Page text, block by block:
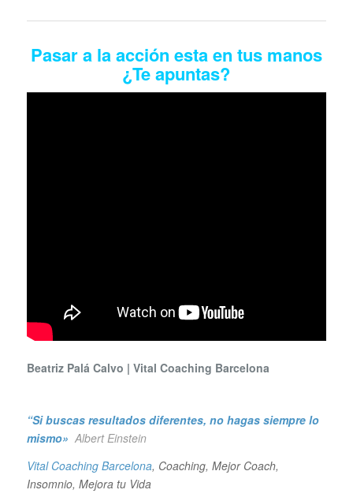
Pasar a la acción esta en tus manos
¿Te apuntas?
Beatriz Palá Calvo | Vital Coaching Barcelona
“Si buscas resultados diferentes, no hagas siempre lo
mismo» Albert Einstein
Vital Coaching Barcelona, Coaching, Mejor Coach,
Insomnio, Mejora tu Vida